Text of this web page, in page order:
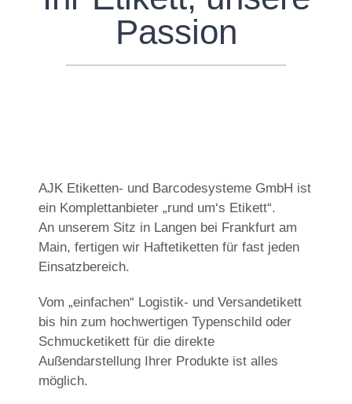
Passion
AJK Etiketten- und Barcodesysteme GmbH ist
ein Komplettanbieter „rund um‘s Etikett“.
An unserem Sitz in Langen bei Frankfurt am
Main, fertigen wir Haftetiketten für fast jeden
Einsatzbereich.
Vom „einfachen“ Logistik- und Versandetikett
bis hin zum hochwertigen Typenschild oder
Schmucketikett für die direkte
Außendarstellung Ihrer Produkte ist alles
möglich.